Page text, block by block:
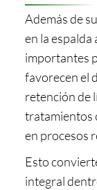
Además de
en la
importantes
favorecen el
retención de
tratamientos
en procesos
Esto
integral